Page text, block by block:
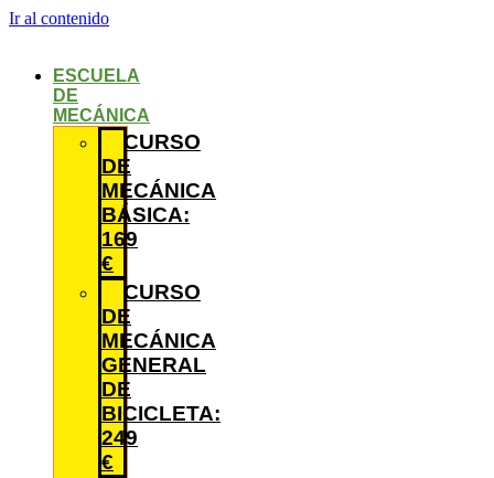
Ir al contenido
ESCUELA
DE
MECÁNICA
CURSO
DE
MECÁNICA
BÁSICA:
169
€
CURSO
DE
MECÁNICA
GENERAL
DE
BICICLETA:
249
€